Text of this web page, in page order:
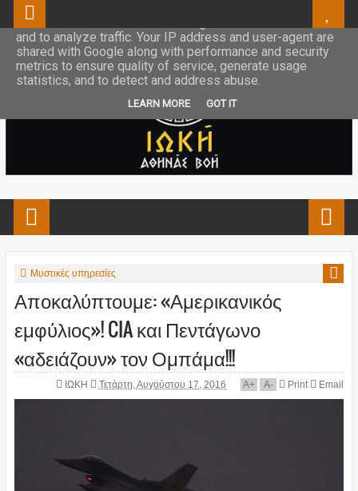
Μυστικές υπηρεσίες
Αποκαλύπτουμε: «Αμερικανικός
εμφύλιος»! CIA και Πεντάγωνο
«αδειάζουν» τον Ομπάμα!!!
ΙΩΚΗ Τετάρτη, Αυγούστου 17, 2016 A+ A- Print Email
This site uses cookies from Google to deliver its services
and to analyze traffic. Your IP address and user-agent are
shared with Google along with performance and security
metrics to ensure quality of service, generate usage
statistics, and to detect and address abuse.
LEARN MORE GOT IT